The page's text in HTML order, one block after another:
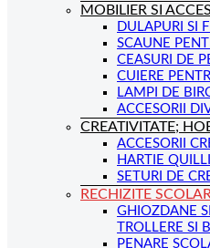
MOBILIER SI
DULAPURI SI
SCAUNE
CEASURI DE
CUIERE
LAMPI DE
ACCESORII
CREATIVITATE;
ACCESORII
HARTIE
SETURI DE
RECHIZITE
GHIOZDANE
TROLLERE SI
PENARE